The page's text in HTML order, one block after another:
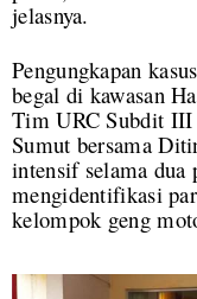
jelasnya.
Pengungkapan
begal di kawasan
Tim URC Subdit III
Sumut bersama
intensif selama dua
mengidentifikasi
kelompok geng